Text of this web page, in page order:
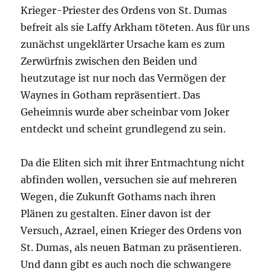
Krieger-Priester des Ordens von St. Dumas
befreit als sie Laffy Arkham töteten. Aus für uns
zunächst ungeklärter Ursache kam es zum
Zerwürfnis zwischen den Beiden und
heutzutage ist nur noch das Vermögen der
Waynes in Gotham repräsentiert. Das
Geheimnis wurde aber scheinbar vom Joker
entdeckt und scheint grundlegend zu sein.
Da die Eliten sich mit ihrer Entmachtung nicht
abfinden wollen, versuchen sie auf mehreren
Wegen, die Zukunft Gothams nach ihren
Plänen zu gestalten. Einer davon ist der
Versuch, Azrael, einen Krieger des Ordens von
St. Dumas, als neuen Batman zu präsentieren.
Und dann gibt es auch noch die schwangere